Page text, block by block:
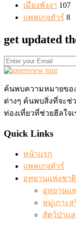
เมืองพังงา 107
แพคเกจทัวร์ 8
get updated
ค้นพบความหมายขอ
ต่างๆ ค้นพบสิ่งที่จะช่
ท่องเที่ยวที่ช่วยฮีลใจเ
Quick Links
หน้าแรก
แพคเกจทัวร์
อุทยานแห่งชา
อุทยานแ
หมู่เกาะ
สัตว์ป่าแ